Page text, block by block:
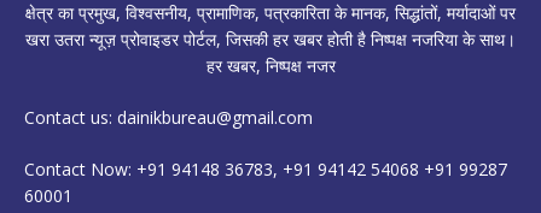
क्षेत्र का प्रमुख, विश्वसनीय, प्रामाणिक, पत्रकारिता के मानक, सिद्धांतों, मर्यादाओं पर
खरा उतरा न्यूज़ प्रोवाइडर पोर्टल, जिसकी हर खबर होती है निष्पक्ष नजरिया के साथ।
हर खबर, निष्पक्ष नजर
Contact us: dainikbureau@gmail.com
Contact Now: +91 94148 36783, +91 94142 54068 +91 99287
60001